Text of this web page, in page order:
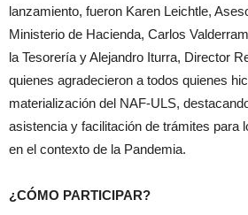
lanzamiento, fueron Karen Leichtle,
Ministerio de Hacienda, Carlos
la Tesorería y Alejandro Iturra, Director
quienes agradecieron a todos quienes
materialización del NAF-ULS,
asistencia y facilitación de trámites para
en el contexto de la Pandemia.
¿CÓMO PARTICIPAR?